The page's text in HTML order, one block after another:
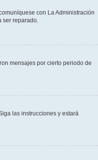
con La Administración
ser reparado.
mensajes por cierto periodo de
las instrucciones y estará